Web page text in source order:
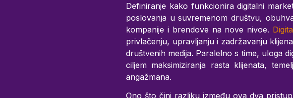
Definiranje kako funkcionira digitalni
poslovanja u suvremenom društvu,
kompanije i brendove na nove nivoe.
privlačenju, upravljanju i zadržavanju
društvenih medija. Paralelno s time, uloga
ciljem maksimiziranja rasta klijenata,
angažmana.
Ono što čini razliku između ova dva